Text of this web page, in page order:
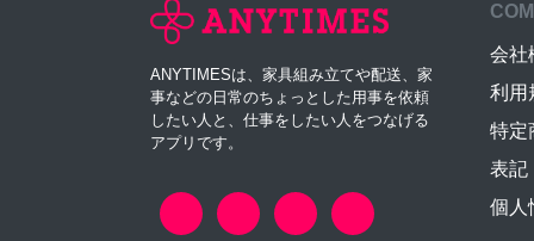
ANYTIMESは、家具組み立てや配送、家
事などの日常のちょっとした用事を依頼
したい人と、仕事をしたい人をつなげる
アプリです。
会社
利用
特定
表記
個人